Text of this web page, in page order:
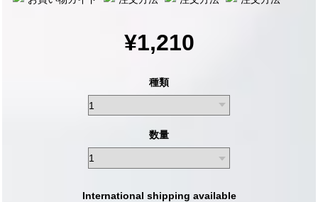
¥1,210
種類
数量
International shipping available